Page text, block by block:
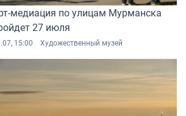
медиация по улицам Мурманска
27 июля
15:00 Художественный музей